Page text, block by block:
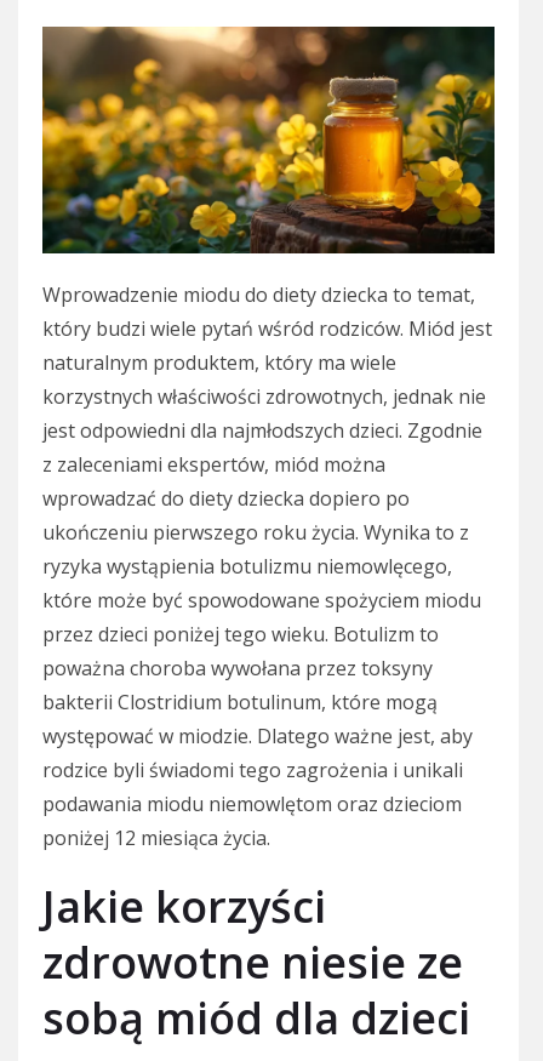
Wprowadzenie miodu do diety dziecka to temat,
który budzi wiele pytań wśród rodziców. Miód jest
naturalnym produktem, który ma wiele
korzystnych właściwości zdrowotnych, jednak nie
jest odpowiedni dla najmłodszych dzieci. Zgodnie
z zaleceniami ekspertów, miód można
wprowadzać do diety dziecka dopiero po
ukończeniu pierwszego roku życia. Wynika to z
ryzyka wystąpienia botulizmu niemowlęcego,
które może być spowodowane spożyciem miodu
przez dzieci poniżej tego wieku. Botulizm to
poważna choroba wywołana przez toksyny
bakterii Clostridium botulinum, które mogą
występować w miodzie. Dlatego ważne jest, aby
rodzice byli świadomi tego zagrożenia i unikali
podawania miodu niemowlętom oraz dzieciom
poniżej 12 miesiąca życia.
Jakie korzyści
zdrowotne niesie ze
sobą miód dla dzieci